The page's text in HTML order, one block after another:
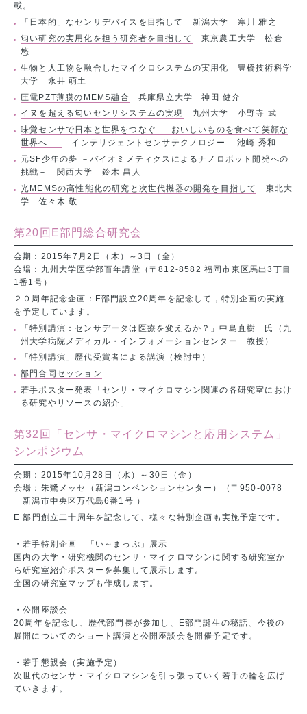
載。
「日本的」なセンサデバイスを目指して
新潟大学 寒川 雅之
匂い研究の実用化を担う研究者を目指して
東京農工大学 松倉
悠
生物と人工物を融合したマイクロシステムの実用化
豊橋技術科学
大学 永井 萌土
圧電PZT薄膜のMEMS融合
兵庫県立大学 神田 健介
イヌを超える匂いセンサシステムの実現
九州大学 小野寺 武
味覚センサで日本と世界をつなぐ — おいしいものを食べて笑顔な
世界へ —
インテリジェントセンサテクノロジー 池崎 秀和
元SF少年の夢 －バイオミメティクスによるナノロボット開発への
挑戦－
関西大学 鈴木 昌人
光MEMSの高性能化の研究と次世代機器の開発を目指して
東北大
学 佐々木 敬
第20回E部門総合研究会
会期：2015年7月2日（木）～3日（金）
会場：九州大学医学部百年講堂（〒812-8582 福岡市東区馬出3丁目
1番1号）
２０周年記念企画：E部門設立20周年を記念して，特別企画の実施
を予定しています。
「特別講演：センサデータは医療を変えるか？」中島直樹 氏（九
州大学病院メディカル・インフォメーションセンター 教授）
「特別講演」歴代受賞者による講演（検討中）
部門合同セッション
若手ポスター発表「センサ・マイクロマシン関連の各研究室におけ
る研究やリソースの紹介」
第32回「センサ・マイクロマシンと応用システム」
シンポジウム
会期：2015年10月28日（水）～30日（金）
会場：朱鷺メッセ（新潟コンベンションセンター）（〒950-0078
新潟市中央区万代島6番1号 ）
E 部門創立二十周年を記念して、様々な特別企画も実施予定です。
・若手特別企画 「い～まっぷ」展示
国内の大学・研究機関のセンサ・マイクロマシンに関する研究室か
ら研究室紹介ポスターを募集して展示します。
全国の研究室マップも作成します。
・公開座談会
20周年を記念し、歴代部門長が参加し、E部門誕生の秘話、今後の
展開についてのショート講演と公開座談会を開催予定です。
・若手懇親会（実施予定）
次世代のセンサ・マイクロマシンを引っ張っていく若手の輪を広げ
ていきます。